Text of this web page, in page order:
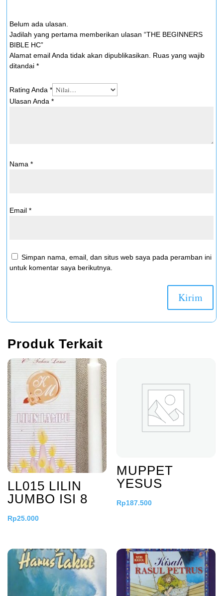
Belum ada ulasan.
Jadilah yang pertama memberikan ulasan “THE BEGINNERS
BIBLE HC”
Alamat email Anda tidak akan dipublikasikan.
Ruas yang wajib
ditandai *
Rating Anda *
Ulasan Anda *
Nama *
Email *
Simpan nama, email, dan situs web saya pada peramban ini
untuk komentar saya berikutnya.
Produk Terkait
LL015 LILIN
JUMBO ISI 8
Rp25.000
MUPPET
YESUS
Rp187.500